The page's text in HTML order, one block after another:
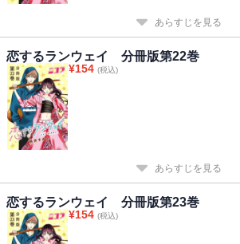
あらすじを見る
恋するランウェイ 分冊版第22巻
¥154 (税込)
あらすじを見る
恋するランウェイ 分冊版第23巻
¥154 (税込)